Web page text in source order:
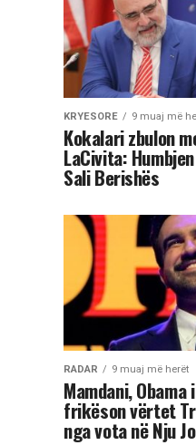
KRYESORE 9 muaj më
Kokalari zbulon
LaCivita:
Sali Berishës
RADAR 9 muaj më herët
Mamdani, Obama
frikëson vërtet
nga vota në Nju